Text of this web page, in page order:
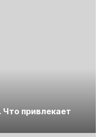
привлекает